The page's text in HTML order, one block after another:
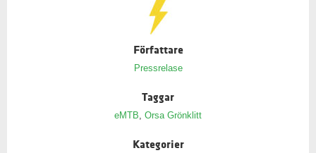
Författare
Pressrelase
Taggar
eMTB, Orsa Grönklitt
Kategorier